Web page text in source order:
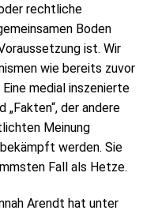
rechtliche
Boden
ist. Wir
wie bereits zuvor
medial inszenierte
der andere
Meinung
werden. Sie
Fall als Hetze.
Arendt hat unter